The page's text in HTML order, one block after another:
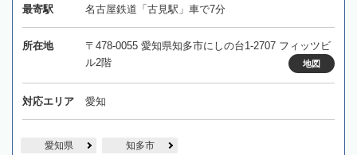
最寄駅 名古屋鉄道「古見駅」車で7分
所在地
〒478-0055 愛知県知多市にしの台1-2707 フィッツビ
ル2階
地図
対応エリア 愛知
愛知県 知多市